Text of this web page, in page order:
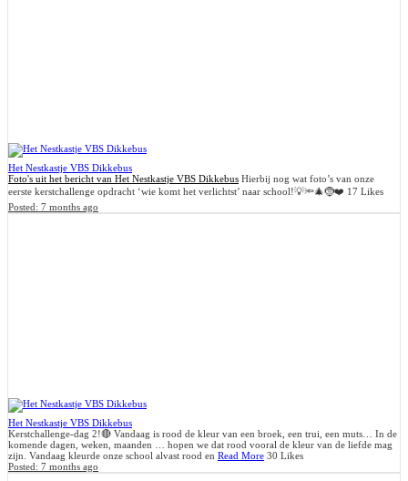
Het Nestkastje VBS Dikkebus
Foto's uit het bericht van Het Nestkastje VBS Dikkebus Hierbij nog wat foto’s van onze
eerste kerstchallenge opdracht ‘wie komt het verlichtst’ naar school!💡🔦🎄🤶❤️ 17 Likes
Posted: 7 months ago
Het Nestkastje VBS Dikkebus
Kerstchallenge-dag 2!🔴 Vandaag is rood de kleur van een broek, een trui, een muts… In de
komende dagen, weken, maanden … hopen we dat rood vooral de kleur van de liefde mag
zijn. Vandaag kleurde onze school alvast rood en Read More 30 Likes
Posted: 7 months ago